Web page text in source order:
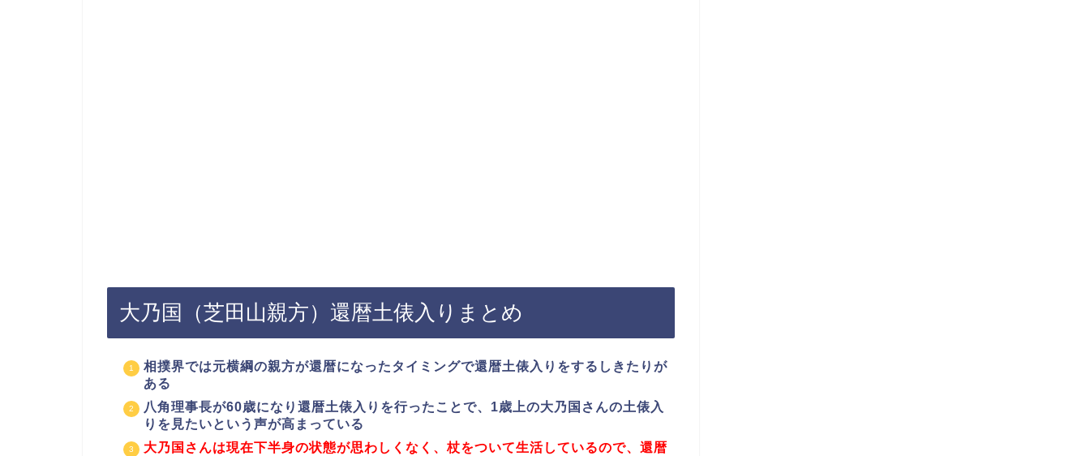
大乃国（芝田山親方）還暦土俵入りまとめ
相撲界では元横綱の親方が還暦になったタイミングで還暦土俵入りをするしきたりが
ある
八角理事長が60歳になり還暦土俵入りを行ったことで、1歳上の大乃国さんの土俵入
りを見たいという声が高まっている
大乃国さんは現在下半身の状態が思わしくなく、杖をついて生活しているので、還暦